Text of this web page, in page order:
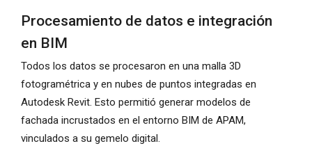
Procesamiento de datos e integración
en BIM
Todos los datos se procesaron en una malla 3D
fotogramétrica y en nubes de puntos integradas en
Autodesk Revit. Esto permitió generar modelos de
fachada incrustados en el entorno BIM de APAM,
vinculados a su gemelo digital.